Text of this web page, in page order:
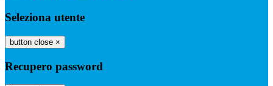
Seleziona utente
button close ×
Recupero password